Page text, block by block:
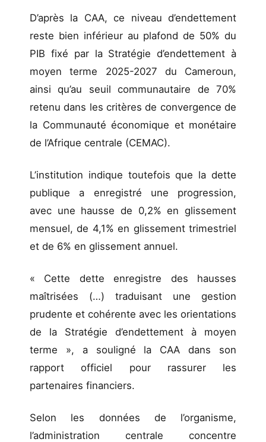
D’après la CAA, ce niveau d’endettement
reste bien inférieur au plafond de 50% du
PIB fixé par la Stratégie d’endettement à
moyen terme 2025-2027 du Cameroun,
ainsi qu’au seuil communautaire de 70%
retenu dans les critères de convergence de
la Communauté économique et monétaire
de l’Afrique centrale (CEMAC).
L’institution indique toutefois que la dette
publique a enregistré une progression,
avec une hausse de 0,2% en glissement
mensuel, de 4,1% en glissement trimestriel
et de 6% en glissement annuel.
« Cette dette enregistre des hausses
maîtrisées (…) traduisant une gestion
prudente et cohérente avec les orientations
de la Stratégie d’endettement à moyen
terme », a souligné la CAA dans son
rapport officiel pour rassurer les
partenaires financiers.
Selon les données de l’organisme,
l’administration centrale concentre